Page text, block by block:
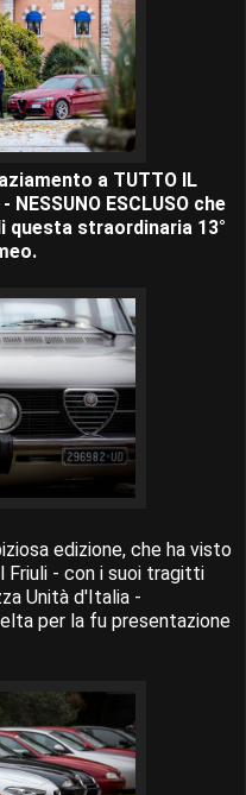
a TUTTO IL
NESSUNO ESCLUSO che
questa straordinaria 13°
edizione, che ha visto
Friuli - con i suoi tragitti
Unità d'Italia -
per la fu presentazione